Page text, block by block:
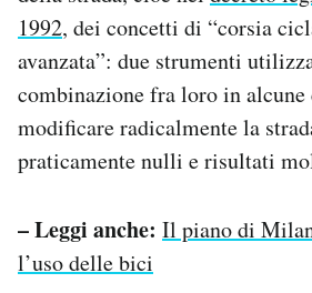
1992, dei concetti di “corsia
avanzata”: due strumenti
combinazione fra loro in alcune
modificare radicalmente la
praticamente nulli e risultati
– Leggi anche: Il piano di
l’uso delle bici